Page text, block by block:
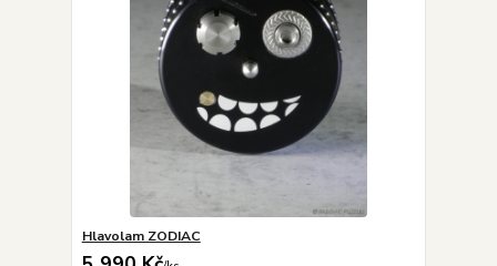
Hlavolam ZODIAC